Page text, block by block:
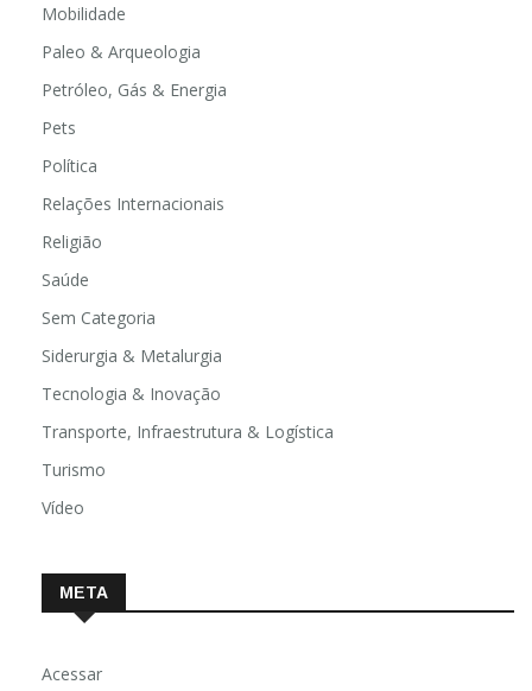
Mobilidade
Paleo & Arqueologia
Petróleo, Gás & Energia
Pets
Política
Relações Internacionais
Religião
Saúde
Sem Categoria
Siderurgia & Metalurgia
Tecnologia & Inovação
Transporte, Infraestrutura & Logística
Turismo
Vídeo
META
Acessar